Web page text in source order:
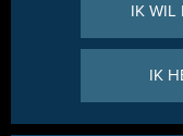
IK WIL
IK